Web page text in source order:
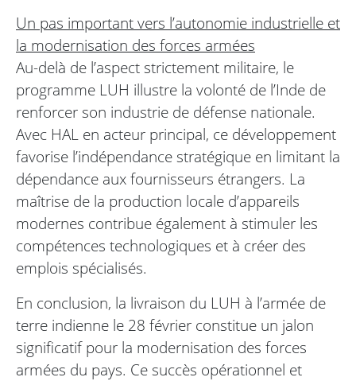
Un pas important vers l’autonomie industrielle et
la modernisation des forces armées
Au-delà de l’aspect strictement militaire, le
programme LUH illustre la volonté de l’Inde de
renforcer son industrie de défense nationale.
Avec HAL en acteur principal, ce développement
favorise l’indépendance stratégique en limitant la
dépendance aux fournisseurs étrangers. La
maîtrise de la production locale d’appareils
modernes contribue également à stimuler les
compétences technologiques et à créer des
emplois spécialisés.
En conclusion, la livraison du LUH à l’armée de
terre indienne le 28 février constitue un jalon
significatif pour la modernisation des forces
armées du pays. Ce succès opérationnel et